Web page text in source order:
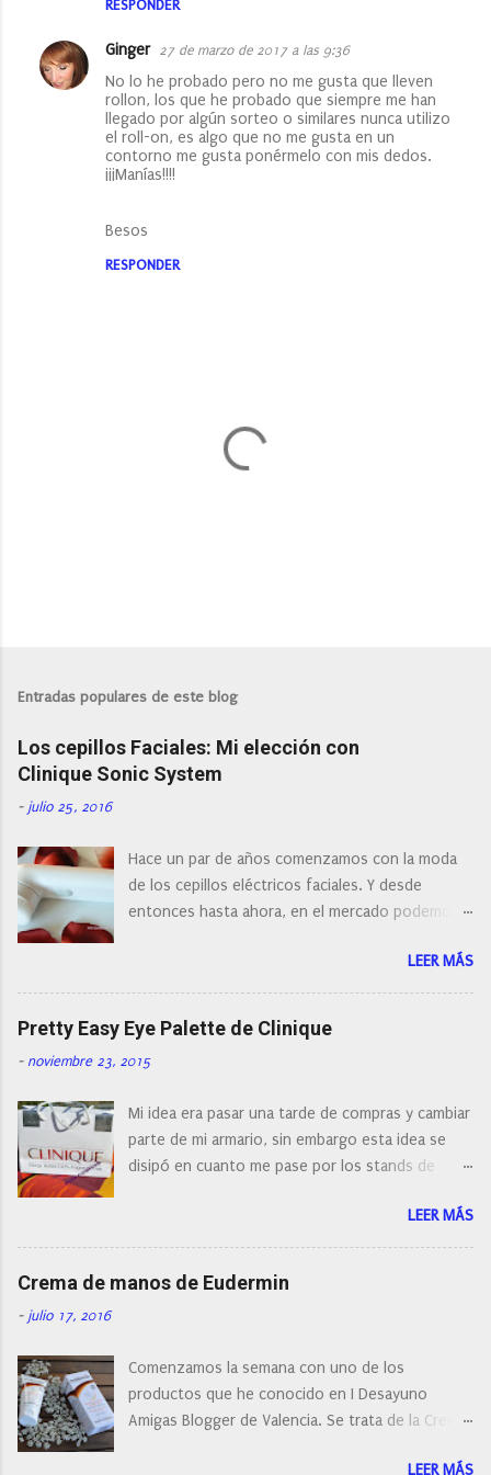
RESPONDER
Ginger 27 de marzo de 2017 a las 9:36
No lo he probado pero no me gusta que lleven
rollon, los que he probado que siempre me han
llegado por algún sorteo o similares nunca utilizo
el roll-on, es algo que no me gusta en un
contorno me gusta ponérmelo con mis dedos.
¡¡¡Manías!!!!
Besos
RESPONDER
l
a
r
n
o
m
e
n
t
a
o
Entradas populares de este blog
Los cepillos Faciales: Mi elección con
Clinique Sonic System
- julio 25, 2016
Hace un par de años comenzamos con la moda
de los cepillos eléctricos faciales. Y desde
entonces hasta ahora, en el mercado podemos
con diferentes características, a pilas, a batería,
cepillos de rotación o de oscilación... y
naturalmente de todos los precios. Existe en la
actualidad tal variedad, que antes de hacer la
compra debemos de hacernos unas preguntas:
post os voy a dar mi opinión de porque elegí mi
cepillo facial de Clinique
LEER MÁS
Pretty Easy Eye Palette de Clinique
- noviembre 23, 2015
Mi idea era pasar una tarde de compras y cambiar
parte de mi armario, sin embargo esta idea se
disipó en cuanto me pase por los stands de
resistirse a esta paleta de colores de Clinique.
LEER MÁS
Crema de manos de Eudermin
- julio 17, 2016
Comenzamos la semana con uno de los
productos que he conocido en I Desayuno
Amigas Blogger de Valencia. Se trata de la Crema
LEER MÁS